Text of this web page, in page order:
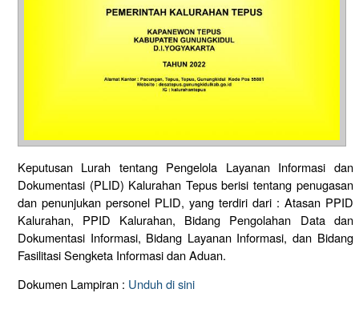
Keputusan Lurah tentang Pengelola Layanan Informasi dan
Dokumentasi (PLID) Kalurahan Tepus berisi tentang penugasan
dan penunjukan personel PLID, yang terdiri dari : Atasan PPID
Kalurahan, PPID Kalurahan, Bidang Pengolahan Data dan
Dokumentasi Informasi, Bidang Layanan Informasi, dan Bidang
Fasilitasi Sengketa Informasi dan Aduan.
Dokumen Lampiran : Unduh di sini